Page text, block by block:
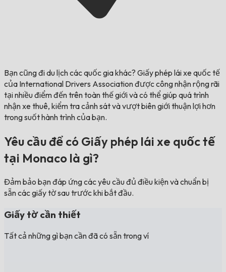
Bạn cũng đi du lịch các quốc gia khác? Giấy phép lái xe quốc tế
của International Drivers Association được công nhận rộng rãi
tại nhiều điểm đến trên toàn thế giới và có thể giúp quá trình
nhận xe thuê, kiểm tra cảnh sát và vượt biên giới thuận lợi hơn
trong suốt hành trình của bạn.
Yêu cầu để có Giấy phép lái xe quốc tế
tại Monaco là gì?
Đảm bảo bạn đáp ứng các yêu cầu đủ điều kiện và chuẩn bị
sẵn các giấy tờ sau trước khi bắt đầu.
Giấy tờ cần thiết
Tất cả những gì bạn cần đã có sẵn trong ví